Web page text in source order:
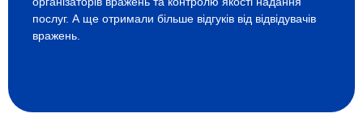
послуг. А ще отримали більше відгуків від відвідувачів
вражень.